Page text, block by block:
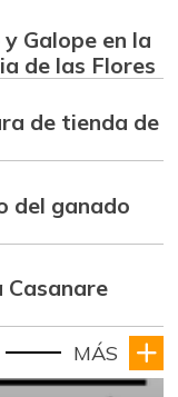
Galope en la
de las Flores
de tienda de
del ganado
Casanare
MÁS